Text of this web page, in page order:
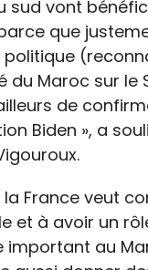
sud vont
que
politique
du Maroc sur le
de
Biden », a
la France veut
et à avoir un
important au